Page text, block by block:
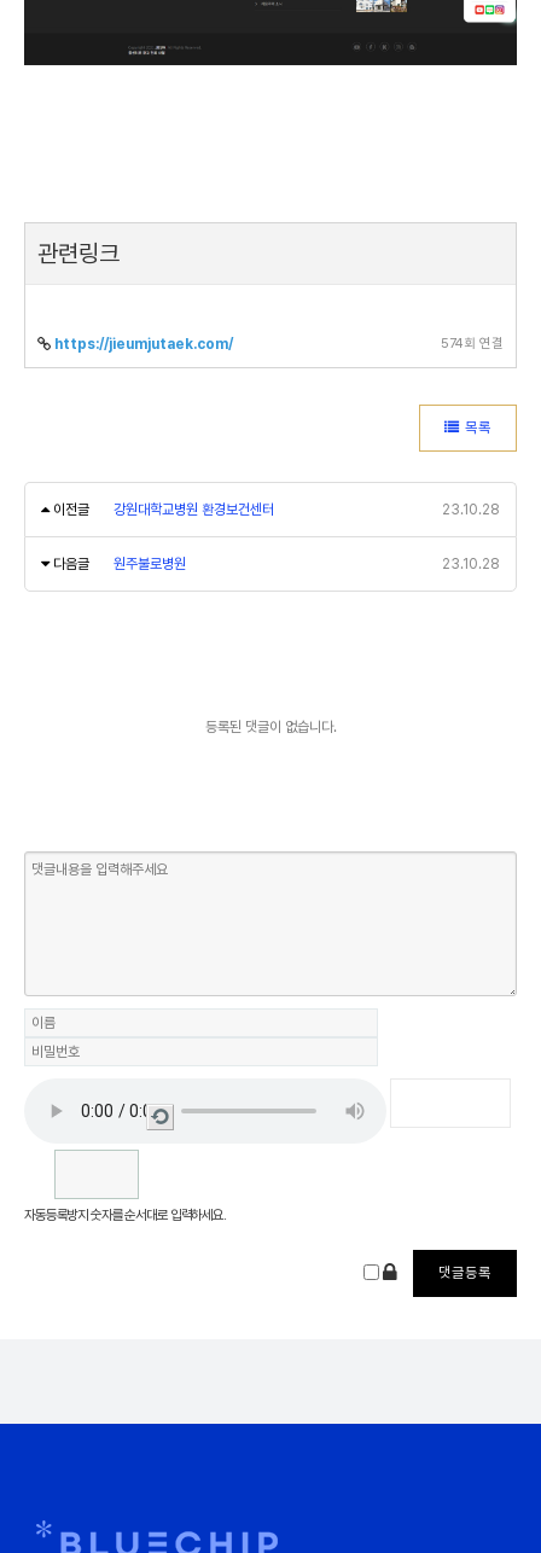
관련링크
https://jieumjutaek.com/ 574회 연결
목록
이전글 강원대학교병원 환경보건센터 23.10.28
다음글 원주불로병원 23.10.28
등록된 댓글이 없습니다.
새로
자동등록방지 숫자를 순서대로 입력하세요.